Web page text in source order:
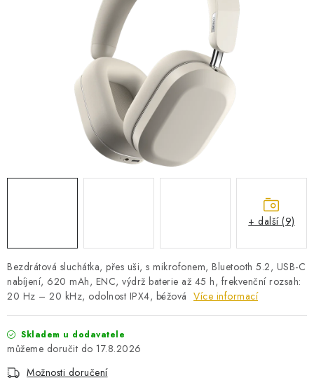
SERVIS
FIRMY, ŠKOLY, PARTNEŘI
Bezdrátová sluchátka, přes uši, s mikrofonem, Bluetooth 5.2, USB-C
nabíjení, 620 mAh, ENC, výdrž baterie až 45 h, frekvenční rozsah:
20 Hz – 20 kHz, odolnost IPX4, béžová Více informací
Skladem u dodavatele
17.8.2026
Možnosti doručení
+ další (9)